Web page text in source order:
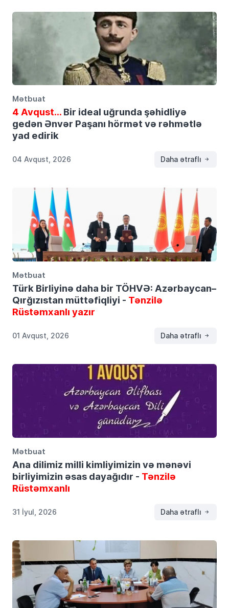
Mətbuat
4 Avqust…Bir ideal uğrunda şəhidliyə
gedən Ənvər Paşanı hörmət və rəhmətlə
yad edirik
04 Avqust, 2026 Daha ətraflı
Mətbuat
Türk Birliyinə daha bir TÖHVƏ: Azərbaycan–
Qırğızıstan müttəfiqliyi - Tənzilə
Rüstəmxanlı yazır
01 Avqust, 2026 Daha ətraflı
Mətbuat
Ana dilimiz milli kimliyimizin və mənəvi
birliyimizin əsas dayağıdır - Tənzilə
Rüstəmxanlı
31 İyul, 2026 Daha ətraflı